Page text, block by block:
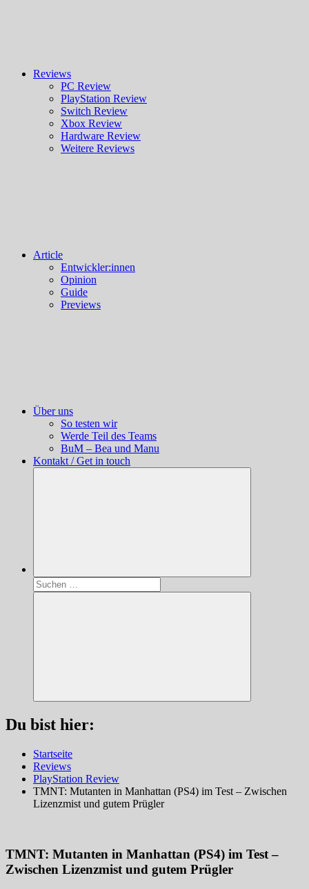
Reviews
PC Review
PlayStation Review
Switch Review
Xbox Review
Hardware Review
Weitere Reviews
Article
Entwickler:innen
Opinion
Guide
Previews
Über uns
So testen wir
Werde Teil des Teams
BuM – Bea und Manu
Kontakt / Get in touch
Suchen
nach:
Suchen
Du bist hier:
Startseite
Reviews
PlayStation Review
TMNT: Mutanten in Manhattan (PS4) im Test – Zwischen
Lizenzmist und gutem Prügler
TMNT: Mutanten in Manhattan (PS4) im Test –
Zwischen Lizenzmist und gutem Prügler